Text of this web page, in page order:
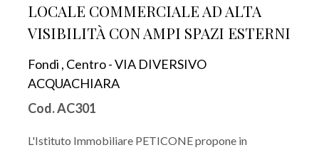
LOCALE COMMERCIALE AD ALTA
VISIBILITÀ CON AMPI SPAZI ESTERNI
Fondi , Centro - VIA DIVERSIVO
ACQUACHIARA
Cod. AC301
L'Istituto Immobiliare PETICONE propone in